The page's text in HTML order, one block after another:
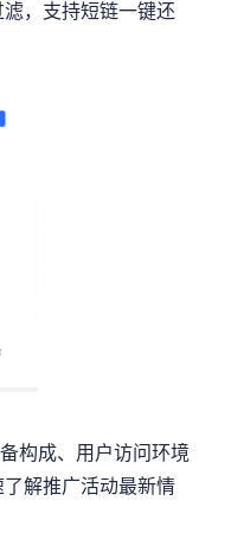
，支持短链一键还
构成、用户访问环境
解推广活动最新情